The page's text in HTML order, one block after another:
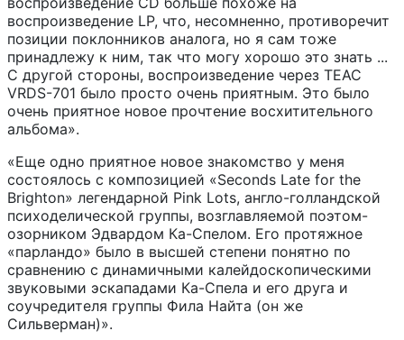
воспроизведение LP, что, несомненно, противоречит
позиции поклонников аналога, но я сам тоже
принадлежу к ним, так что могу хорошо это знать ...
С другой стороны, воспроизведение через TEAC
VRDS-701 было просто очень приятным. Это было
очень приятное новое прочтение восхитительного
альбома».
«Еще одно приятное новое знакомство у меня
состоялось с композицией «Seconds Late for the
Brighton» легендарной Pink Lots, англо-голландской
психоделической группы, возглавляемой поэтом-
озорником Эдвардом Ка-Спелом. Его протяжное
«парландо» было в высшей степени понятно по
сравнению с динамичными калейдоскопическими
звуковыми эскападами Ка-Спела и его друга и
соучредителя группы Фила Найта (он же
Сильверман)».